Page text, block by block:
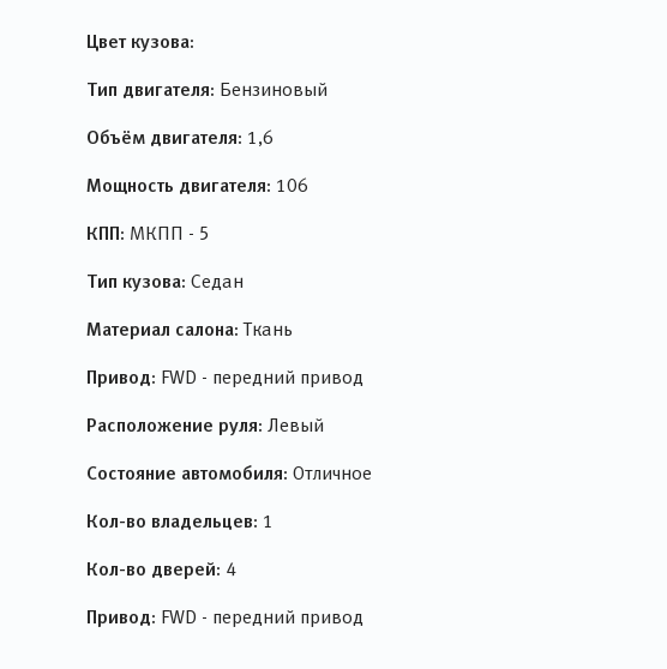
Цвет кузова:
Тип двигателя: Бензиновый
Объём двигателя: 1,6
Мощность двигателя: 106
КПП: МКПП - 5
Тип кузова: Седан
Материал салона: Ткань
Привод: FWD - передний привод
Расположение руля: Левый
Состояние автомобиля: Отличное
Кол-во владельцев: 1
Кол-во дверей: 4
Привод: FWD - передний привод